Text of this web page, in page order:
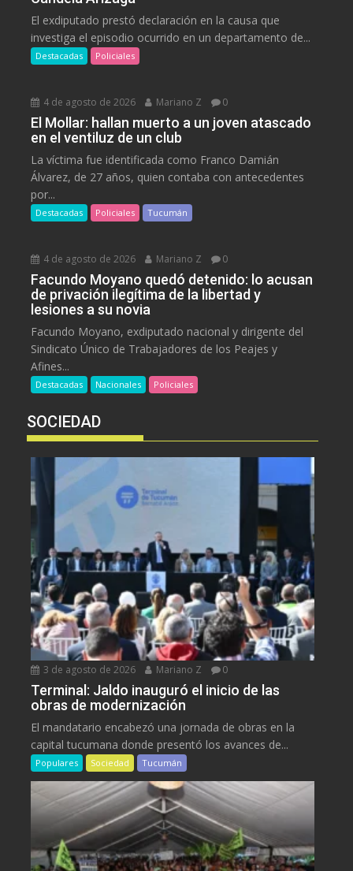
El exdiputado prestó declaración en la causa que
investiga el episodio ocurrido en un departamento de...
Destacadas Policiales
4 de agosto de 2026 Mariano Z 0
El Mollar: hallan muerto a un joven atascado
en el ventiluz de un club
La víctima fue identificada como Franco Damián
Álvarez, de 27 años, quien contaba con antecedentes
por...
Destacadas Policiales Tucumán
4 de agosto de 2026 Mariano Z 0
Facundo Moyano quedó detenido: lo acusan
de privación ilegítima de la libertad y
lesiones a su novia
Facundo Moyano, exdiputado nacional y dirigente del
Sindicato Único de Trabajadores de los Peajes y
Afines...
Destacadas Nacionales Policiales
SOCIEDAD
3 de agosto de 2026 Mariano Z 0
Terminal: Jaldo inauguró el inicio de las
obras de modernización
El mandatario encabezó una jornada de obras en la
capital tucumana donde presentó los avances de...
Populares Sociedad Tucumán